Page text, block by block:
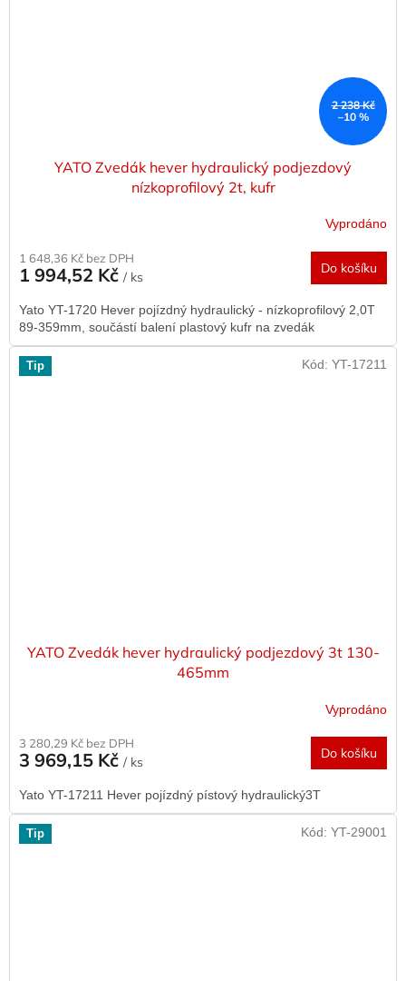
2 238 Kč
–10 %
YATO Zvedák hever hydraulický podjezdový
nízkoprofilový 2t, kufr
Vyprodáno
1 648,36 Kč bez DPH
1 994,52 Kč / ks
Do košíku
Yato YT-1720 Hever pojízdný hydraulický - nízkoprofilový 2,0T
89-359mm, součástí balení plastový kufr na zvedák
Tip
YATO Zvedák hever hydraulický podjezdový 3t 130-
465mm
Vyprodáno
3 280,29 Kč bez DPH
3 969,15 Kč / ks
Do košíku
Yato YT-17211 Hever pojízdný pístový hydraulický3T
Kód: YT-17211
Tip Kód: YT-29001